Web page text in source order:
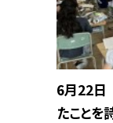
6月22
たことを